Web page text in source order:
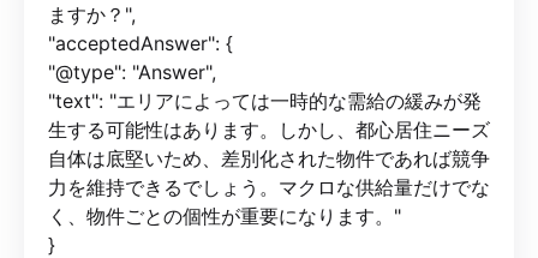
ますか？",
"acceptedAnswer": {
"@type": "Answer",
"text": "エリアによっては一時的な需給の緩みが発
生する可能性はあります。しかし、都心居住ニーズ
自体は底堅いため、差別化された物件であれば競争
力を維持できるでしょう。マクロな供給量だけでな
く、物件ごとの個性が重要になります。"
}